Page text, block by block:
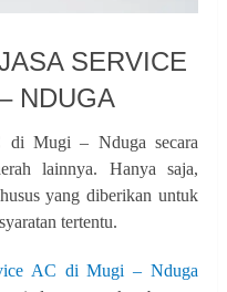
SERVICE
NDUGA
di Mugi – Nduga secara
lainnya. Hanya saja,
yang diberikan untuk
tertentu.
AC di Mugi – Nduga